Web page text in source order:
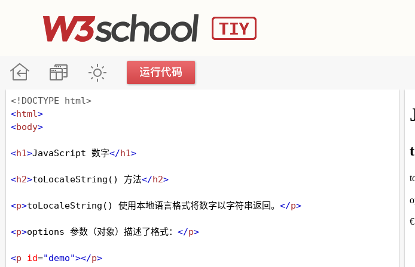
<!DOCTYPE html>
<html>
<body>
<h1>JavaScript 数字</h1>
<h2>toLocaleString() 方法</h2>
<p>toLocaleString() 使用本地语言格式将数字以字符串返回。 </p>
<p>options 参数（对象）描述了格式： </p>
<p id="demo"></p>